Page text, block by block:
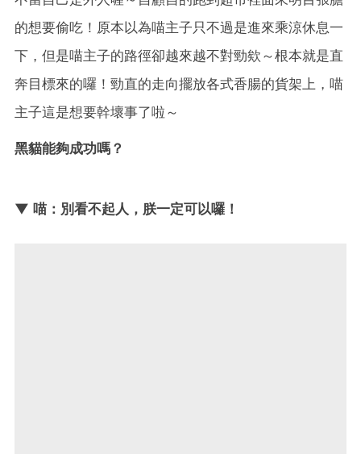
的想要偷吃！原本以為喵主子只不過是進來乘涼休息一
下，但是喵主子的路徑卻越來越不對勁欸～根本就是直
奔目標來的囉！勁直的走向擺放各式香腸的貨架上，喵
主子這是想要幹壞事了啦～
黑貓能夠成功嗎？
▼ 喵：別看不起人，朕一定可以囉！